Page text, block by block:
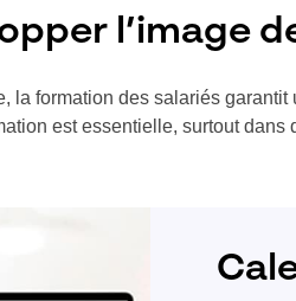
l’image
la formation des salariés
est essentielle, surtout dans